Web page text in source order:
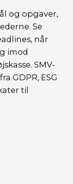
og opgaver,
Se
når
imod
SMV-
GDPR, ESG
til